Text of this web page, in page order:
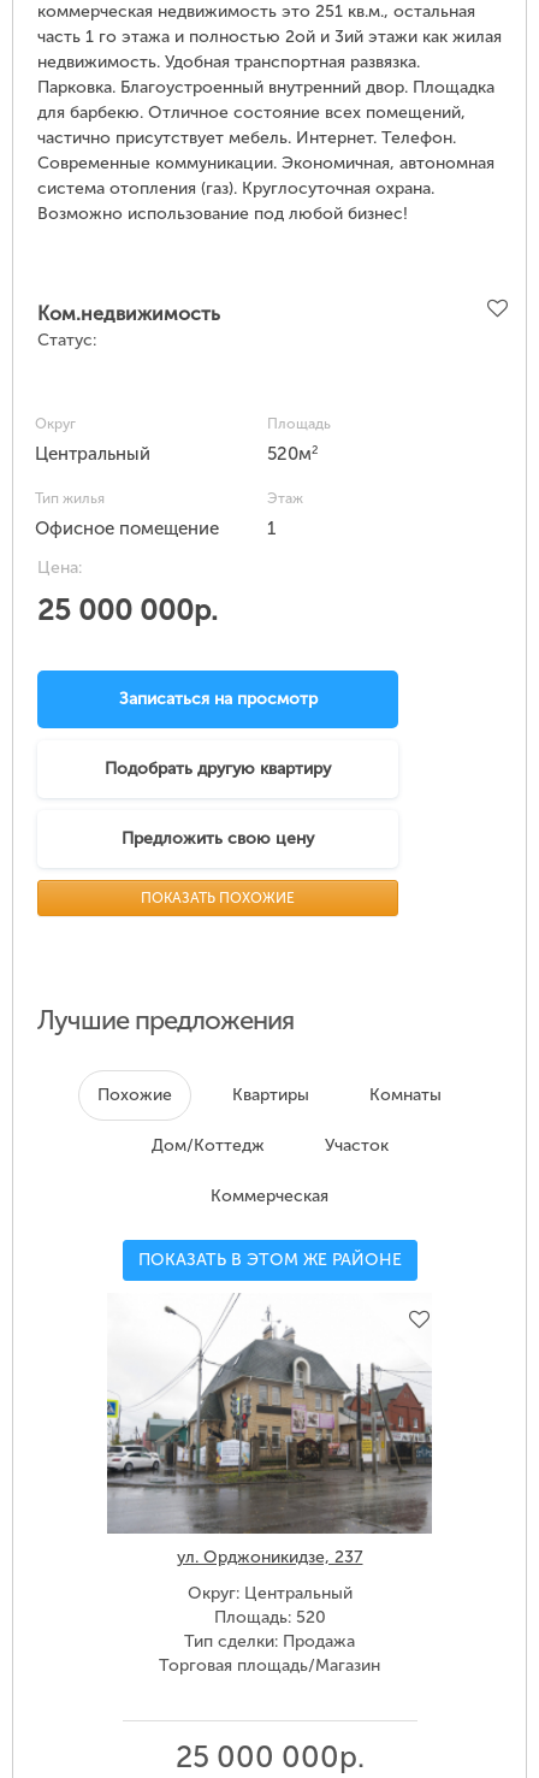
коммерческая недвижимость это 251 кв.м., остальная
часть 1 го этажа и полностью 2ой и 3ий этажи как жилая
недвижимость. Удобная транспортная развязка.
Парковка. Благоустроенный внутренний двор. Площадка
для барбекю. Отличное состояние всех помещений,
частично присутствует мебель. Интернет. Телефон.
Современные коммуникации. Экономичная, автономная
система отопления (газ). Круглосуточная охрана.
Возможно использование под любой бизнес!
Ком.недвижимость
Статус:
Округ
Центральный
Площадь
520м2
Тип жилья
Офисное помещение
Этаж
1
Цена:
25 000 000р.
Записаться на просмотр
Подобрать другую квартиру
Предложить свою цену
ПОКАЗАТЬ ПОХОЖИЕ
Лучшие предложения
Похожие Квартиры Комнаты
Дом/Коттедж Участок
Коммерческая
ПОКАЗАТЬ В ЭТОМ ЖЕ РАЙОНЕ
ул. Орджоникидзе, 237
Округ: Центральный
Площадь: 520
Тип сделки: Продажа
Торговая площадь/Магазин
25 000 000р.